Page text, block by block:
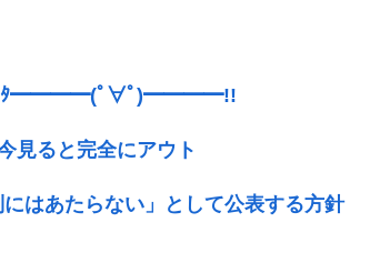
像ｷﾀ━━━━(ﾟ∀ﾟ)━━━━!!
見ると完全にアウト
はあたらない」として公表する方針